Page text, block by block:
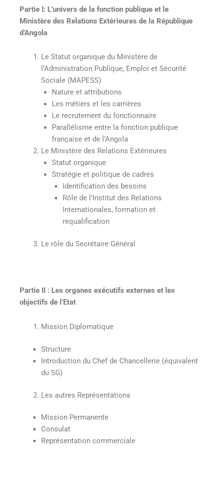
Partie I: L’univers de la fonction publique et le
Ministère des Relations Extérieures de la République
d’Angola
Le Statut organique du Ministère de
l’Administration Publique, Emploi et Sécurité
Sociale (MAPESS)
Nature et attributions
Les métiers et les carrières
Le recrutement du fonctionnaire
Parallélisme entre la fonction publique
française et de l’Angola
Le Ministère des Relations Extérieures
Statut organique
Stratégie et politique de cadres
Identification des besoins
Rôle de l’Institut des Relations
Internationales, formation et
requalification
Le rôle du Secrétaire Général
Partie II : Les organes exécutifs externes et les
objectifs de l’Etat
Mission Diplomatique
Structure
Introduction du Chef de Chancellerie (équivalent
du SG)
Les autres Représentations
Mission Permanente
Consulat
Représentation commerciale